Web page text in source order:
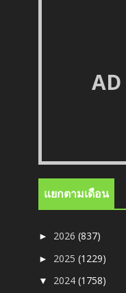
แยกตามเดือน
► 2026(837)
► 2025(1229)
▼ 2024(1758)